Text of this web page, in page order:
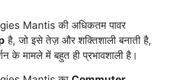
Mantis की अधिकतम पावर
है, जो इसे तेज़ और शक्तिशाली बनाती है,
के मामले में बहुत ही प्रभावशाली है।